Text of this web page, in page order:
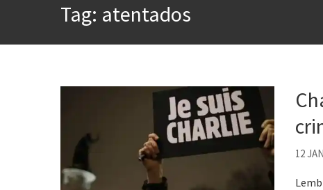
Aprender a fracassar é o
Contardo Calligaris prega o
Os causos de Jorge Luis
Voto obrigatório é correto?
Tag: atentados
12